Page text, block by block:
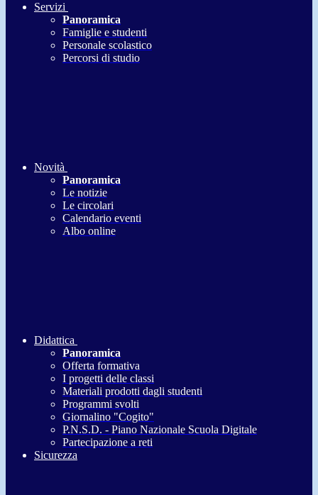
Servizi
Panoramica
Famiglie e studenti
Personale scolastico
Percorsi di studio
Novità
Panoramica
Le notizie
Le circolari
Calendario eventi
Albo online
Didattica
Panoramica
Offerta formativa
I progetti delle classi
Materiali prodotti dagli studenti
Programmi svolti
Giornalino "Cogito"
P.N.S.D. - Piano Nazionale Scuola Digitale
Partecipazione a reti
Sicurezza